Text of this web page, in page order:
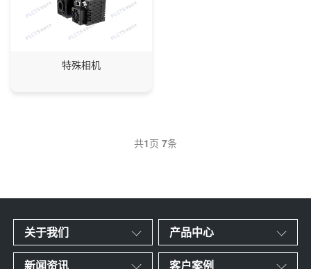
特殊相机
共1页 7条
关于我们 产品中心
新闻资讯 客户案例